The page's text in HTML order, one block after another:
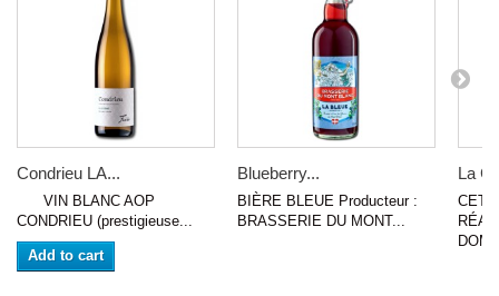
Condrieu LA...
VIN BLANC AOP
CONDRIEU (prestigieuse...
Add to cart
Blueberry...
BIÈRE BLEUE Producteur :
BRASSERIE DU MONT...
La